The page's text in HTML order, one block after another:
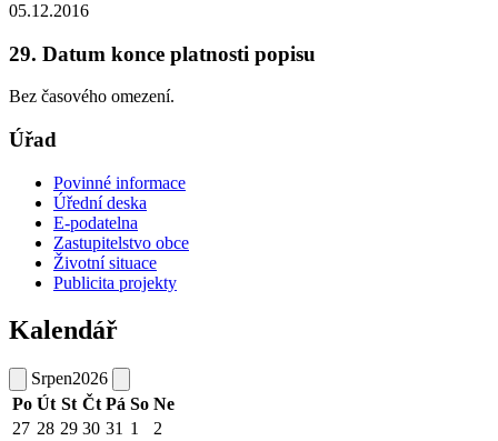
05.12.2016
29. Datum konce platnosti popisu
Bez časového omezení.
Úřad
Povinné informace
Úřední deska
E-podatelna
Zastupitelstvo obce
Životní situace
Publicita projekty
Kalendář
Srpen2026
Po Út St Čt Pá So Ne
27 28 29 30 31 1
2